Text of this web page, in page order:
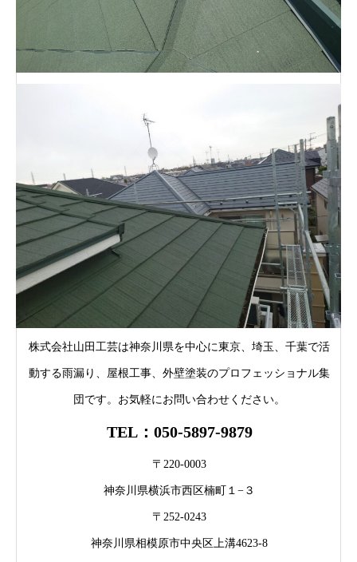
会社概要
お問い合わせ
施工の流れ 施工例 会社概要
株式会社山田工芸は神奈川県を中心に東京、埼玉、千葉で活
動する雨漏り、屋根工事、外壁塗装のプロフェッショナル集
団です。お気軽にお問い合わせください。
TEL：050-5897-9879
〒220-0003
神奈川県横浜市西区楠町１−３
〒252-0243
神奈川県相模原市中央区上溝4623-8